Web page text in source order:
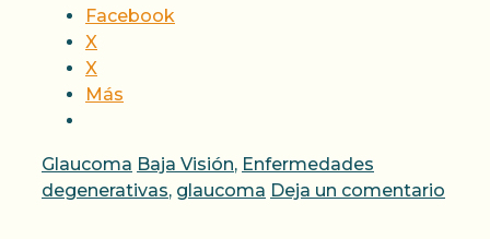
Facebook
X
X
Más
Categorías
Glaucoma Etiquetas
Baja Visión, Enfermedades
degenerativas, glaucoma Deja un comentario